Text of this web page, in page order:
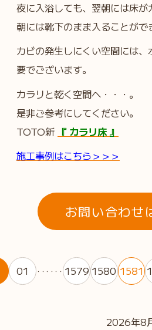
夜に入浴しても、翌朝には床
朝には靴下のまま入ることがで
カビの発生しにくい空間には
要でございます。
カラリと乾く空間へ・・・。
是非ご参考にしてください。
TOTO新 『 カラリ床 』
施工事例はこちら＞＞＞
お問い合わせ
01 ・・・・・・ 15791580 1581
2026年8